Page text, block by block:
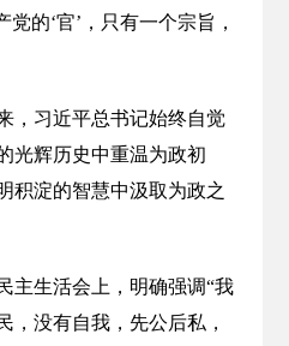
的‘官’，只有一个宗旨，
，习近平总书记始终自觉
光辉历史中重温为政初
积淀的智慧中汲取为政之
主生活会上，明确强调“我
，没有自我，先公后私，